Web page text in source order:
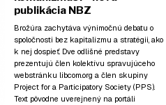
publikácia NBZ
Brožúra zachytáva výnimočnú debatu o
spoločnosti bez kapitalizmu a stratégii, ako
k nej dospieť. Dve odlišné predstavy
prezentujú člen kolektívu spravujúceho
webstránku libcom.org a člen skupiny
Project for a Participatory Society (PPS).
Text pôvodne uverejnený na portáli